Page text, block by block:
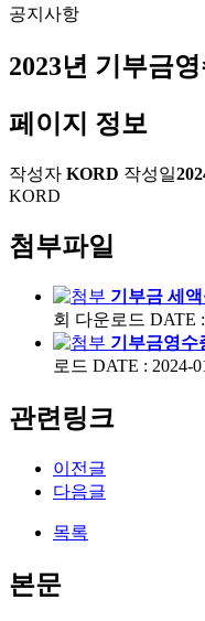
공지사항
2023년 기부금
페이지 정보
작성자 KORD 작성일
KORD
첨부파일
기부금 세
회 다운로드 DATE
기부금영수
로드 DATE : 2024-
관련링크
이전글
다음글
목록
본문